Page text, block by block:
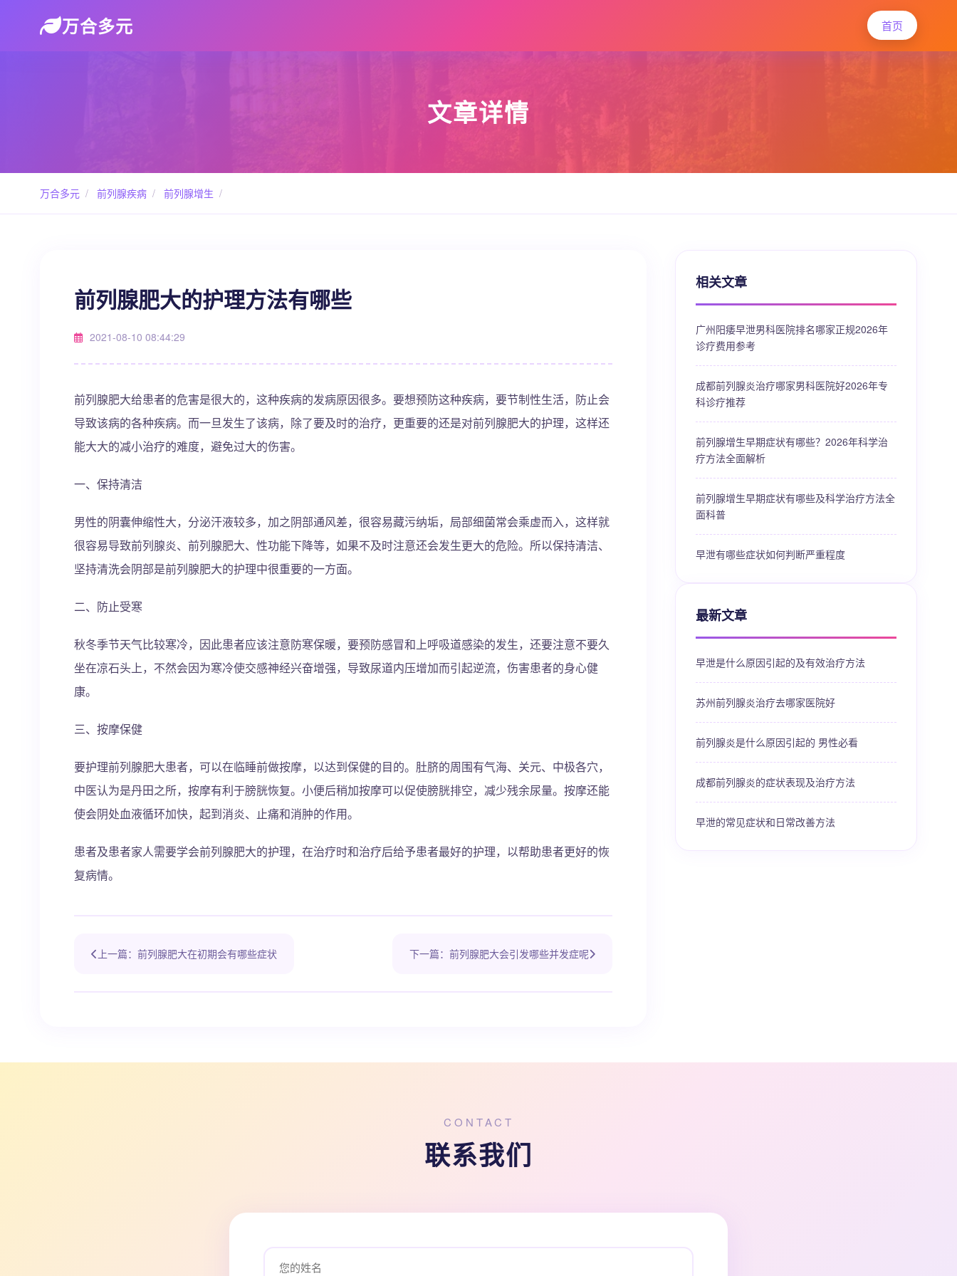
万合多元 首页
文章详情
万合多元 / 前列腺疾病 / 前列腺增生 /
前列腺肥大的护理方法有哪些
2021-08-10 08:44:29
前列腺肥大给患者的危害是很大的，这种疾病的发病原因很多。要想预防这种疾病，要节制性生活，防止会
导致该病的各种疾病。而一旦发生了该病，除了要及时的治疗，更重要的还是对前列腺肥大的护理，这样还
能大大的减小治疗的难度，避免过大的伤害。
一、保持清洁
男性的阴囊伸缩性大，分泌汗液较多，加之阴部通风差，很容易藏污纳垢，局部细菌常会乘虚而入，这样就
很容易导致前列腺炎、前列腺肥大、性功能下降等，如果不及时注意还会发生更大的危险。所以保持清洁、
坚持清洗会阴部是前列腺肥大的护理中很重要的一方面。
二、防止受寒
秋冬季节天气比较寒冷，因此患者应该注意防寒保暖，要预防感冒和上呼吸道感染的发生，还要注意不要久
坐在凉石头上，不然会因为寒冷使交感神经兴奋增强，导致尿道内压增加而引起逆流，伤害患者的身心健
康。
三、按摩保健
要护理前列腺肥大患者，可以在临睡前做按摩，以达到保健的目的。肚脐的周围有气海、关元、中极各穴，
中医认为是丹田之所，按摩有利于膀胱恢复。小便后稍加按摩可以促使膀胱排空，减少残余尿量。按摩还能
使会阴处血液循环加快，起到消炎、止痛和消肿的作用。
患者及患者家人需要学会前列腺肥大的护理，在治疗时和治疗后给予患者最好的护理，以帮助患者更好的恢
复病情。
上一篇：前列腺肥大在初期会有哪些症状 下一篇：前列腺肥大会引发哪些并发症呢
相关文章
广州阳痿早泄男科医院排名哪家正规2026年
诊疗费用参考
成都前列腺炎治疗哪家男科医院好2026年专
科诊疗推荐
前列腺增生早期症状有哪些？2026年科学治
疗方法全面解析
前列腺增生早期症状有哪些及科学治疗方法全
面科普
早泄有哪些症状如何判断严重程度
最新文章
早泄是什么原因引起的及有效治疗方法
苏州前列腺炎治疗去哪家医院好
前列腺炎是什么原因引起的 男性必看
成都前列腺炎的症状表现及治疗方法
早泄的常见症状和日常改善方法
CONTACT
联系我们